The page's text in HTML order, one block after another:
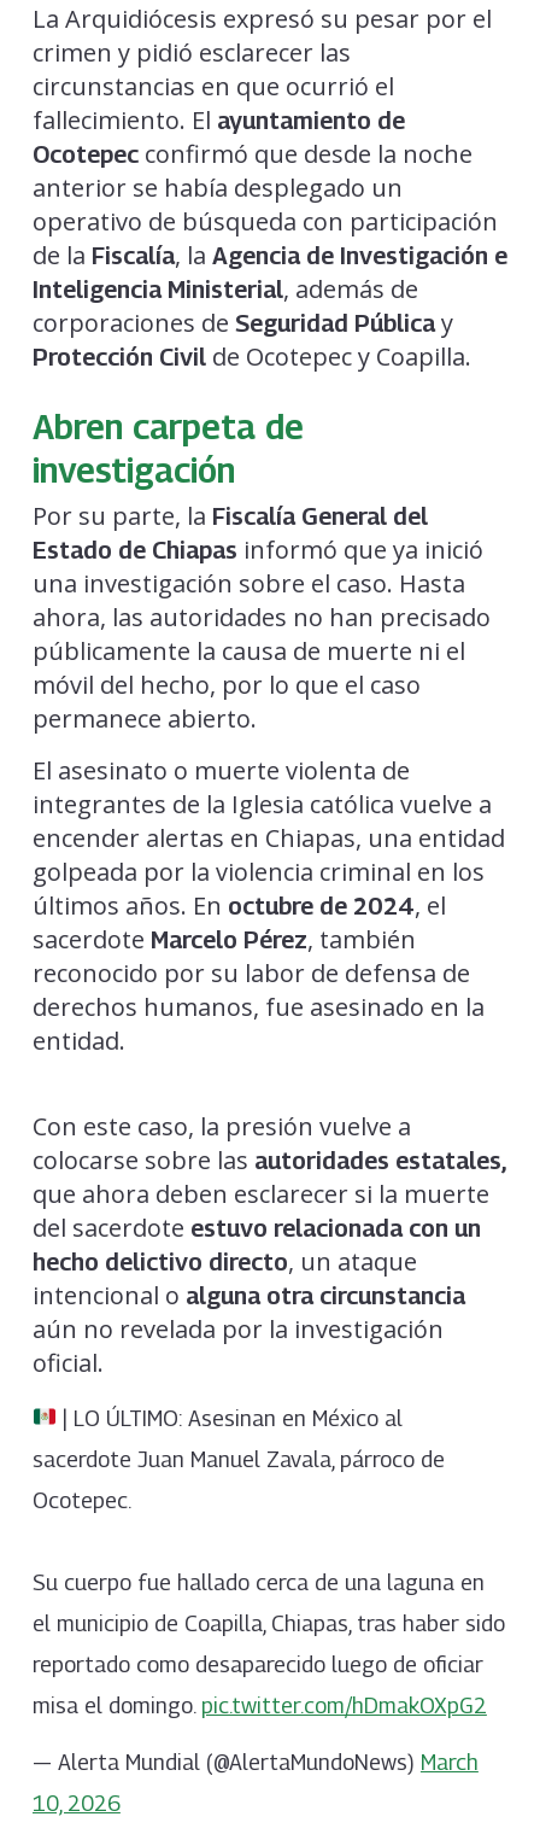
La Arquidiócesis expresó su pesar por el
crimen y pidió esclarecer las
circunstancias en que ocurrió el
fallecimiento. El ayuntamiento de
Ocotepecconfirmó que desde la noche
anterior se había desplegado un
operativo de búsqueda con participación
de la Fiscalía, la Agencia de Investigación e
Inteligencia Ministerial, además de
corporaciones de Seguridad Públicay
Protección Civilde Ocotepec y Coapilla.
Abren carpeta de
investigación
Por su parte, la Fiscalía General del
Estado de Chiapas informó que ya inició
una investigación sobre el caso. Hasta
ahora, las autoridades no han precisado
públicamente la causa de muerte ni el
móvil del hecho, por lo que el caso
permanece abierto.
El asesinato o muerte violenta de
integrantes de la Iglesia católica vuelve a
encender alertas en Chiapas, una entidad
golpeada por la violencia criminal en los
últimos años. En octubre de 2024, el
sacerdote Marcelo Pérez, también
reconocido por su labor de defensa de
derechos humanos, fue asesinado en la
entidad.
Con este caso, la presión vuelve a
colocarse sobre las autoridades estatales,
que ahora deben esclarecer si la muerte
del sacerdote estuvo relacionada con un
hecho delictivo directo, un ataque
intencional o alguna otra circunstancia
aún no revelada por la investigación
oficial.
| LO ÚLTIMO: Asesinan en México al
sacerdote Juan Manuel Zavala, párroco de
Ocotepec.
Su cuerpo fue hallado cerca de una laguna en
el municipio de Coapilla, Chiapas, tras haber sido
reportado como desaparecido luego de oficiar
misa el domingo. pic.twitter.com/hDmakOXpG2
— Alerta Mundial (@AlertaMundoNews) March
10, 2026